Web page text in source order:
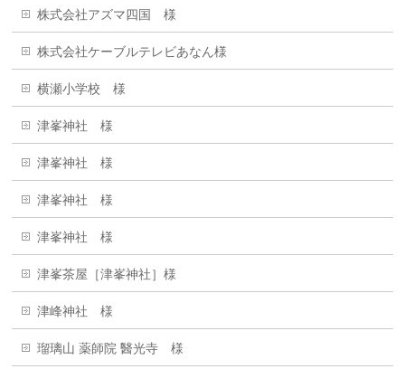
株式会社アズマ四国 様
株式会社ケーブルテレビあなん様
横瀬小学校 様
津峯神社 様
津峯神社 様
津峯神社 様
津峯神社 様
津峯茶屋［津峯神社］様
津峰神社 様
瑠璃山 薬師院 醫光寺 様